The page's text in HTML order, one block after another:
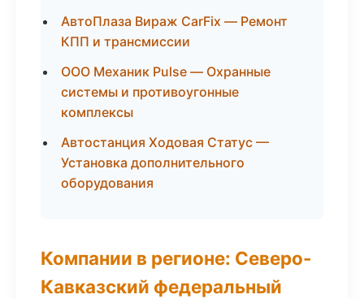
АвтоПлаза Вираж CarFix — Ремонт
КПП и трансмиссии
ООО Механик Pulse — Охранные
системы и противоугонные
комплексы
Автостанция Ходовая Статус —
Установка дополнительного
оборудования
Компании в регионе: Северо-
Кавказский федеральный